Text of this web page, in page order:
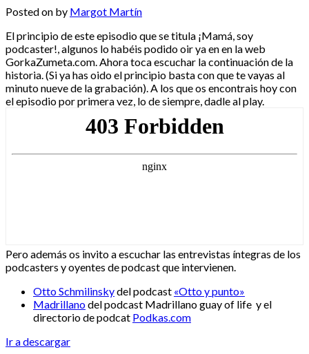
Posted on by Margot Martín
El principio de este episodio que se titula ¡Mamá, soy
podcaster!, algunos lo habéis podido oir ya en en la web
GorkaZumeta.com. Ahora toca escuchar la continuación de la
historia. (Si ya has oido el principio basta con que te vayas al
minuto nueve de la grabación). A los que os encontrais hoy con
el episodio por primera vez, lo de siempre, dadle al play.
Pero además os invito a escuchar las entrevistas íntegras de los
podcasters y oyentes de podcast que intervienen.
Otto Schmilinskydel podcast «Otto y punto»
Madrillanodel podcast Madrillano guay of life y el
directorio de podcat Podkas.com
Ir a descargar